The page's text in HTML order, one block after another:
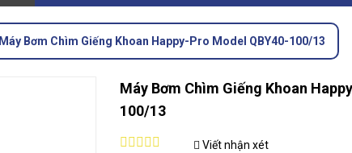
Máy Bơm Chìm Giếng Khoan Happy-Pro Model QBY40-100/13
Máy Bơm Chìm Giếng Khoan
100/13
Viết nhận xét